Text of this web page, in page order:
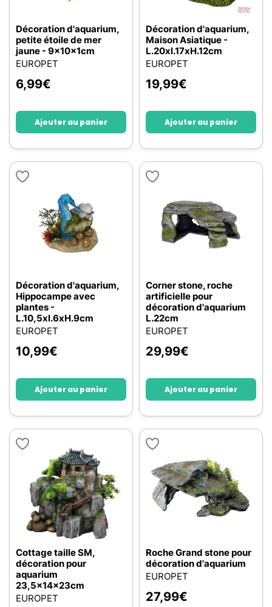
Décoration d'aquarium,
petite étoile de mer
jaune - 9x10x1cm
EUROPET
6,99€
Ajouter au panier
Décoration d'aquarium,
Maison Asiatique -
L.20xl.17xH.12cm
EUROPET
19,99€
Ajouter au panier
Décoration d'aquarium,
Hippocampe avec
plantes -
L.10,5xl.6xH.9cm
EUROPET
10,99€
Ajouter au panier
Corner stone, roche
artificielle pour
décoration d'aquarium
L.22cm
EUROPET
29,99€
Ajouter au panier
Cottage taille SM,
décoration pour
aquarium
23,5x14x23cm
EUROPET
Roche Grand stone pour
décoration d'aquarium
EUROPET
27,99€